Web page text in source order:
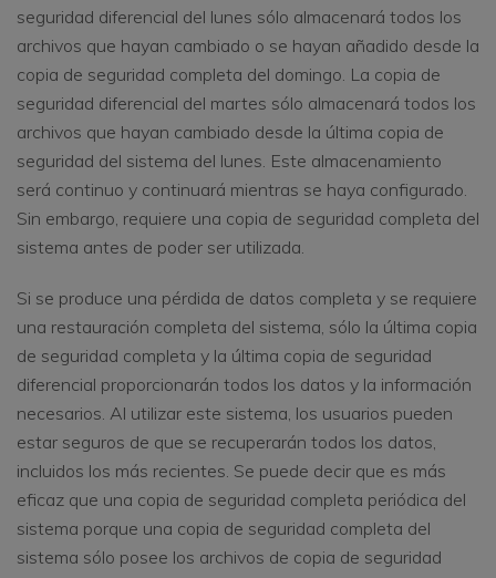
seguridad diferencial del lunes sólo almacenará todos los
archivos que hayan cambiado o se hayan añadido desde la
copia de seguridad completa del domingo. La copia de
seguridad diferencial del martes sólo almacenará todos los
archivos que hayan cambiado desde la última copia de
seguridad del sistema del lunes. Este almacenamiento
será continuo y continuará mientras se haya configurado.
Sin embargo, requiere una copia de seguridad completa del
sistema antes de poder ser utilizada.
Si se produce una pérdida de datos completa y se requiere
una restauración completa del sistema, sólo la última copia
de seguridad completa y la última copia de seguridad
diferencial proporcionarán todos los datos y la información
necesarios. Al utilizar este sistema, los usuarios pueden
estar seguros de que se recuperarán todos los datos,
incluidos los más recientes. Se puede decir que es más
eficaz que una copia de seguridad completa periódica del
sistema porque una copia de seguridad completa del
sistema sólo posee los archivos de copia de seguridad